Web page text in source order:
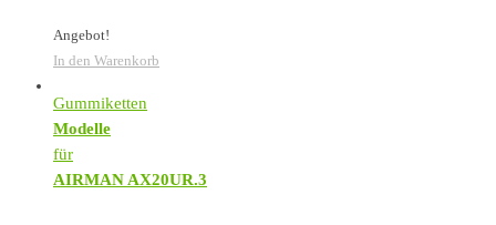
Angebot!
In den Warenkorb
Gummiketten
Modelle
für
AIRMAN AX20UR.3